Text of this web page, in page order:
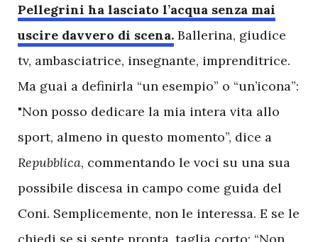
Pellegrini ha lasciato l’acqua senza mai
uscire davvero di scena. Ballerina, giudice
tv, ambasciatrice, insegnante, imprenditrice.
Ma guai a definirla “un esempio” o “un’icona”:
"Non posso dedicare la mia intera vita allo
sport, almeno in questo momento”, dice a
Repubblica, commentando le voci su una sua
possibile discesa in campo come guida del
Coni. Semplicemente, non le interessa. E se le